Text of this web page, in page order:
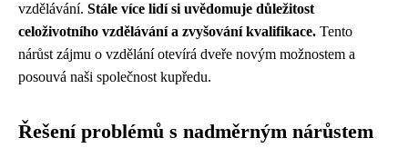
vzdělávání. Stále více lidí si uvědomuje důležitost
celoživotního vzdělávání a zvyšování kvalifikace. Tento
nárůst zájmu o vzdělání otevírá dveře novým možnostem a
posouvá naši společnost kupředu.
Řešení problémů s nadměrným nárůstem